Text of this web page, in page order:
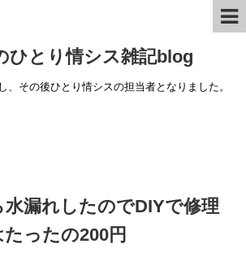
ひとり情シス雑記blog
、その後ひとり情シスの担当者となりました。
漏れしたのでDIYで修理
ったの200円